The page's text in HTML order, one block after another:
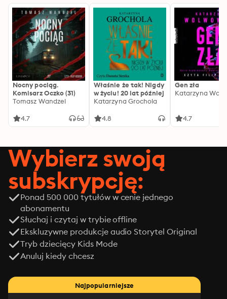
Nocny pociąg.
Komisarz Oczko (31)
Tomasz Wandzel
4.7
Właśnie że tak! Nigdy
w życiu! 20 lat później
Katarzyna Grochola
4.8
Gen zła
Katarzyna
4.7
Wybierz swoją
subskrypcję:
Ponad 500 000 tytułów w cenie jednego
abonamentu
Słuchaj i czytaj w trybie offline
Ekskluzywne produkcje audio Storytel Original
Tryb dziecięcy Kids Mode
Anuluj kiedy chcesz
Najpopularniejsze